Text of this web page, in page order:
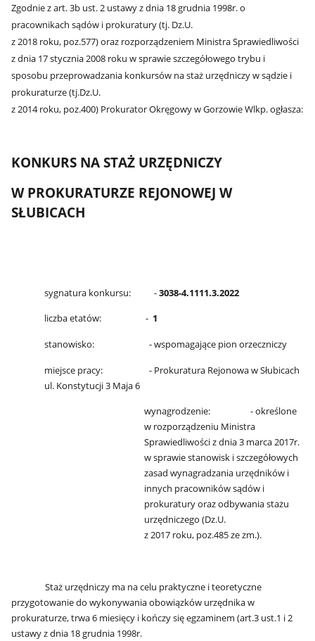
Zgodnie z art. 3b ust. 2 ustawy z dnia 18 grudnia 1998r. o
pracownikach sądów i prokuratury (tj. Dz.U.
z 2018 roku, poz.577) oraz rozporządzeniem Ministra Sprawiedliwości
z dnia 17 stycznia 2008 roku w sprawie szczegółowego trybu i
sposobu przeprowadzania konkursów na staż urzędniczy w sądzie i
prokuraturze (tj.Dz.U.
z 2014 roku, poz.400) Prokurator Okręgowy w Gorzowie Wlkp. ogłasza:
KONKURS NA STAŻ URZĘDNICZY
W PROKURATURZE REJONOWEJ W
SŁUBICACH
sygnatura konkursu: -3038-4.1111.3.2022
liczba etatów: - 1
stanowisko: - wspomagające pion orzeczniczy
miejsce pracy: - Prokuratura Rejonowa w Słubicach
ul. Konstytucji 3 Maja 6
wynagrodzenie: - określone
w rozporządzeniu Ministra
Sprawiedliwości z dnia 3 marca 2017r.
w sprawie stanowisk i szczegółowych
zasad wynagradzania urzędników i
innych pracowników sądów i
prokuratury oraz odbywania stażu
urzędniczego (Dz.U.
z 2017 roku, poz.485 ze zm.).
Staż urzędniczy ma na celu praktyczne i teoretyczne
przygotowanie do wykonywania obowiązków urzędnika w
prokuraturze, trwa 6 miesięcy i kończy się egzaminem (art.3 ust.1 i 2
ustawy z dnia 18 grudnia 1998r.